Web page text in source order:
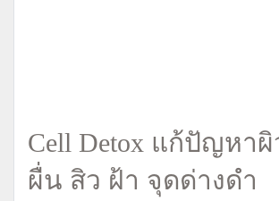
Cell Detox แก้ปัญหา
ผื่น สิว ฝ้า จุดด่างดำ